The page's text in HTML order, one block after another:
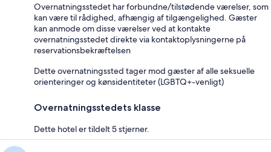
Overnatningsstedet har forbundne/tilstødende værelser, som
kan være til rådighed, afhængig af tilgængelighed. Gæster
kan anmode om disse værelser ved at kontakte
overnatningsstedet direkte via kontaktoplysningerne på
reservationsbekræftelsen
Dette overnatningssted tager mod gæster af alle seksuelle
orienteringer og kønsidentiteter (LGBTQ+-venligt)
Overnatningsstedets klasse
Dette hotel er tildelt 5 stjerner.